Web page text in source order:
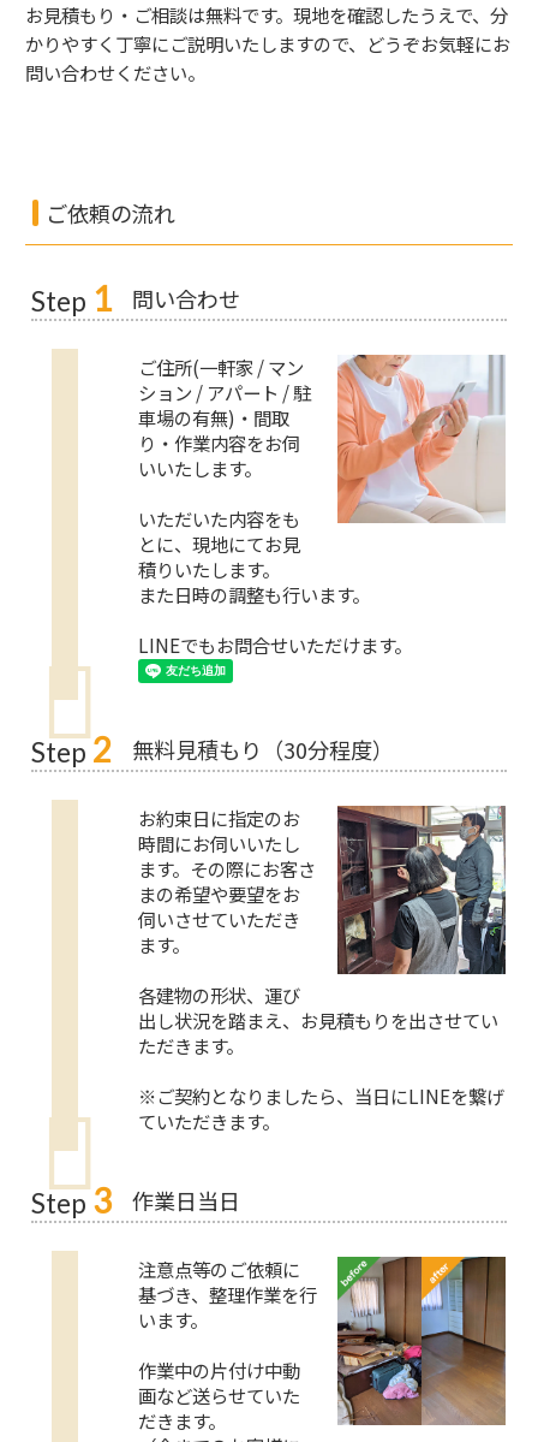
お見積もり・ご相談は無料です。現地を確認したうえで、分
かりやすく丁寧にご説明いたしますので、どうぞお気軽にお
問い合わせください。
ご依頼の流れ
Step 1 問い合わせ
ご住所(一軒家 / マン
ション / アパート / 駐
車場の有無)・間取
り・作業内容をお伺
いいたします。
いただいた内容をも
とに、現地にてお見
積りいたします。
また日時の調整も行います。
LINEでもお問合せいただけます。
Step 2 無料見積もり（30分程度）
お約束日に指定のお
時間にお伺いいたし
ます。その際にお客さ
まの希望や要望をお
伺いさせていただき
ます。
各建物の形状、運び
出し状況を踏まえ、お見積もりを出させてい
ただきます。
※ご契約となりましたら、当日にLINEを繋げ
ていただきます。
Step 3 作業日当日
注意点等のご依頼に
基づき、整理作業を行
います。
作業中の片付け中動
画など送らせていた
だきます。